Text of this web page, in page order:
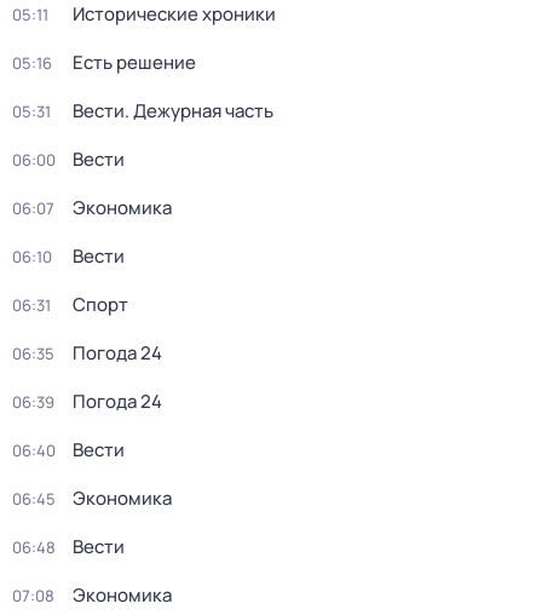
05:11 Исторические хроники
05:16 Есть решение
05:31 Вести. Дежурная часть
06:00 Вести
06:07 Экономика
06:10 Вести
06:31 Спорт
06:35 Погода 24
06:39 Погода 24
06:40 Вести
06:45 Экономика
06:48 Вести
07:08 Экономика